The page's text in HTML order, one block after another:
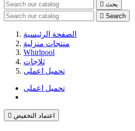
 بحث
 Search
الصفحة الرئيسية
منتجات منزلية
Whirlpool
ثلاجات
تحميل اعملى
تحميل اعملى
 اعتماد التخفيض